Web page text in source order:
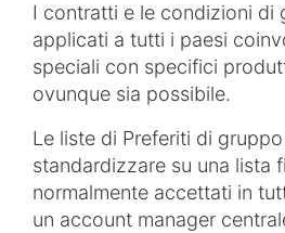
I contratti e le condizioni di
applicati a tutti i paesi
speciali con specifici
ovunque sia possibile.
Le liste di Preferiti di
standardizzare su una lista
normalmente accettati in
un account manager